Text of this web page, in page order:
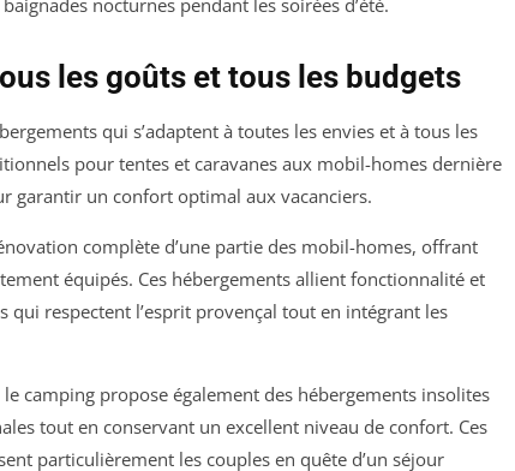
nocturnes pendant les soirées d’été.
les goûts et tous les budgets
qui s’adaptent à toutes les envies et à tous les
pour tentes et caravanes aux mobil-homes dernière
garantir un confort optimal aux vacanciers.
complète d’une partie des mobil-homes, offrant
équipés. Ces hébergements allient fonctionnalité et
qui respectent l’esprit provençal tout en intégrant les
camping propose également des hébergements insolites
tout en conservant un excellent niveau de confort. Ces
particulièrement les couples en quête d’un séjour